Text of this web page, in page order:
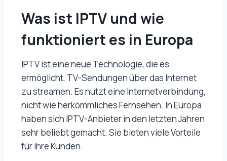
Was ist IPTV und wie
funktioniert es in Europa
IPTV ist eine neue Technologie, die es
ermöglicht, TV-Sendungen über das Internet
zu streamen. Es nutzt eine Internetverbindung,
nicht wie herkömmliches Fernsehen. In Europa
haben sich IPTV-Anbieter in den letzten Jahren
sehr beliebt gemacht. Sie bieten viele Vorteile
für ihre Kunden.